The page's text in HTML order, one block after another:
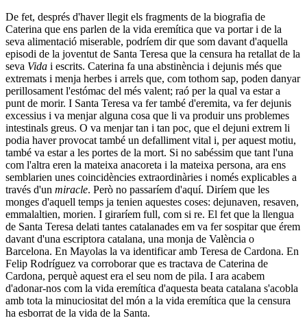
De fet, després d'haver llegit els fragments de la biografia de
Caterina que ens parlen de la vida eremítica que va portar i de la
seva alimentació miserable, podríem dir que som davant d'aquella
episodi de la joventut de Santa Teresa que la censura ha retallat de la
seva Vida i escrits. Caterina fa una abstinència i dejunis més que
extremats i menja herbes i arrels que, com tothom sap, poden danyar
perillosament l'estómac del més valent; raó per la qual va estar a
punt de morir. I Santa Teresa va fer també d'eremita, va fer dejunis
excessius i va menjar alguna cosa que li va produir uns problemes
intestinals greus. O va menjar tan i tan poc, que el dejuni extrem li
podia haver provocat també un defalliment vital i, per aquest motiu,
també va estar a les portes de la mort. Si no sabéssim que tant l'una
com l'altra eren la mateixa anacoreta i la mateixa persona, ara ens
semblarien unes coincidències extraordinàries i només explicables a
través d'un miracle. Però no passaríem d'aquí. Diríem que les
monges d'aquell temps ja tenien aquestes coses: dejunaven, resaven,
emmalaltien, morien. I giraríem full, com si re. El fet que la llengua
de Santa Teresa delati tantes catalanades em va fer sospitar que érem
davant d'una escriptora catalana, una monja de València o
Barcelona. En Mayolas la va identificar amb Teresa de Cardona. En
Felip Rodríguez va corroborar que es tractava de Caterina de
Cardona, perquè aquest era el seu nom de pila. I ara acabem
d'adonar-nos com la vida eremítica d'aquesta beata catalana s'acobla
amb tota la minuciositat del món a la vida eremítica que la censura
ha esborrat de la vida de la Santa.